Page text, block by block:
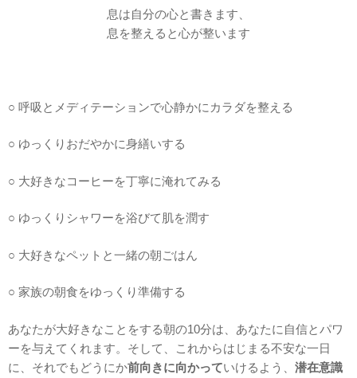
息は自分の心と書きます、
息を整えると心が整います
○ 呼吸とメディテーションで心静かにカラダを整える
○ ゆっくりおだやかに身繕いする
○ 大好きなコーヒーを丁寧に淹れてみる
○ ゆっくりシャワーを浴びて肌を潤す
○ 大好きなペットと一緒の朝ごはん
○ 家族の朝食をゆっくり準備する
あなたが大好きなことをする朝の10分は、あなたに自信とパワ
ーを与えてくれます。そして、これからはじまる不安な一日
に、それでもどうにか前向きに向かっていけるよう、 潜在意識